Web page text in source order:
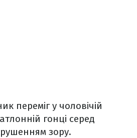
переміг у чоловічій
гонці серед
зору.